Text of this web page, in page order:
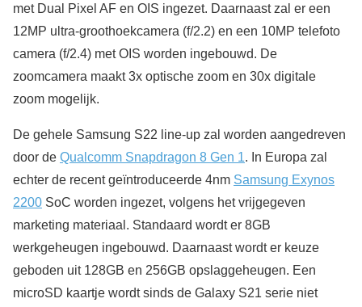
met Dual Pixel AF en OIS ingezet. Daarnaast zal er een
12MP ultra-groothoekcamera (f/2.2) en een 10MP telefoto
camera (f/2.4) met OIS worden ingebouwd. De
zoomcamera maakt 3x optische zoom en 30x digitale
zoom mogelijk.
De gehele Samsung S22 line-up zal worden aangedreven
door de Qualcomm Snapdragon 8 Gen 1. In Europa zal
echter de recent geïntroduceerde 4nm Samsung Exynos
2200 SoC worden ingezet, volgens het vrijgegeven
marketing materiaal. Standaard wordt er 8GB
werkgeheugen ingebouwd. Daarnaast wordt er keuze
geboden uit 128GB en 256GB opslaggeheugen. Een
microSD kaartje wordt sinds de Galaxy S21 serie niet